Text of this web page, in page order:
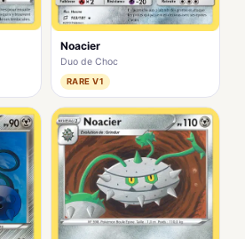
Noacier
Duo de Choc
RARE V1